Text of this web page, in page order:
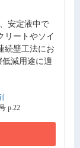
安定液中で
リートやソイ
続壁工法にお
減用途に適
p.22